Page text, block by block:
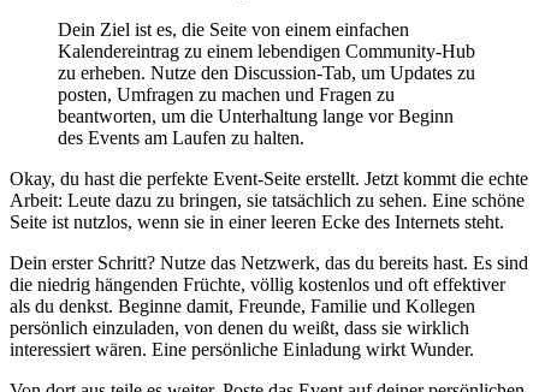
Dein Ziel ist es, die Seite von einem einfachen
Kalendereintrag zu einem lebendigen Community-Hub
zu erheben. Nutze den Discussion-Tab, um Updates zu
posten, Umfragen zu machen und Fragen zu
beantworten, um die Unterhaltung lange vor Beginn
des Events am Laufen zu halten.
Okay, du hast die perfekte Event-Seite erstellt. Jetzt kommt die echte
Arbeit: Leute dazu zu bringen, sie tatsächlich zu sehen. Eine schöne
Seite ist nutzlos, wenn sie in einer leeren Ecke des Internets steht.
Dein erster Schritt? Nutze das Netzwerk, das du bereits hast. Es sind
die niedrig hängenden Früchte, völlig kostenlos und oft effektiver
als du denkst. Beginne damit, Freunde, Familie und Kollegen
persönlich einzuladen, von denen du weißt, dass sie wirklich
interessiert wären. Eine persönliche Einladung wirkt Wunder.